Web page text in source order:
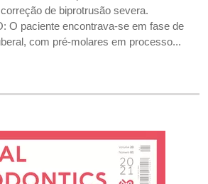
de biprotrusão severa.
O paciente encontrava-se em fase de
com pré-molares em processo...